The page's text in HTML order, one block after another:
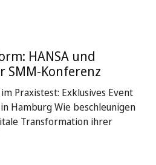
HANSA und
SMM-Konferenz
Praxistest: Exklusives Event
Hamburg Wie beschleunigen
Transformation ihrer